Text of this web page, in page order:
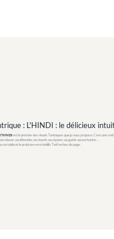
: L'HINDI : le délicieux
l’HINDIest le premier des rituels Tantriques que je vous propose. C’est une
relaxer, où détendre, où nourrir, où réparer, où guérir, où enchanter…
table et le praticien sera habillé. Tarif en bas de page.